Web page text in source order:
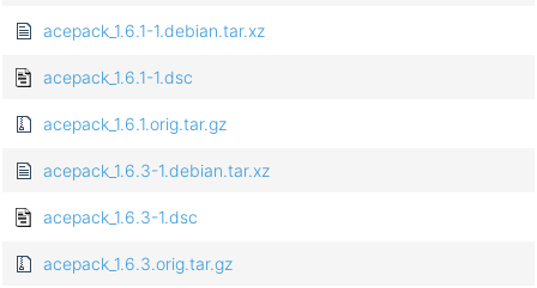
acepack_1.6.1-1.debian.tar.xz
acepack_1.6.1-1.dsc
acepack_1.6.1.orig.tar.gz
acepack_1.6.3-1.debian.tar.xz
acepack_1.6.3-1.dsc
acepack_1.6.3.orig.tar.gz